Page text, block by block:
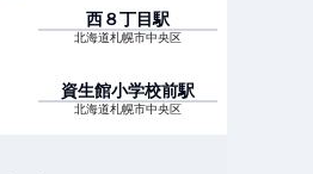
西８丁目駅
北海道札幌市中央区
資生館小学校前駅
北海道札幌市中央区